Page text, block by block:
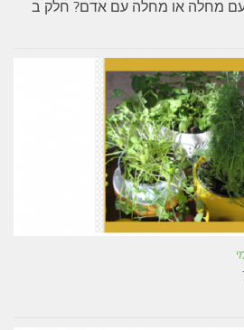
עם מחלה או מחלה עם אדם? חלק ב